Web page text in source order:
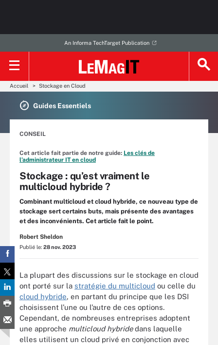
An Informa TechTarget Publication
Accueil Stockage en Cloud
Guides Essentiels
CONSEIL
Cet article fait partie de notre guide: Les clés de
l’administrateur IT en cloud
Stockage : qu’est vraiment le
multicloud hybride ?
Combinant multicloud et cloud hybride, ce nouveau type de
stockage sert certains buts, mais présente des avantages
et des inconvénients. Cet article fait le point.
Robert Sheldon
Publié le: 28 nov. 2023
La plupart des discussions sur le stockage en cloud
ont porté sur la stratégie du multicloud ou celle du
cloud hybride, en partant du principe que les DSI
choisissent l’une ou l’autre de ces options.
Cependant, de nombreuses entreprises adoptent
une approche multicloud hybridedans laquelle
elles utilisent un cloud privé en conjonction avec